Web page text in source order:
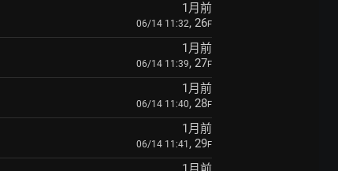
1月前
06/14 11:32, 26F
1月前
06/14 11:39, 27F
1月前
06/14 11:40, 28F
1月前
06/14 11:41 , 29F